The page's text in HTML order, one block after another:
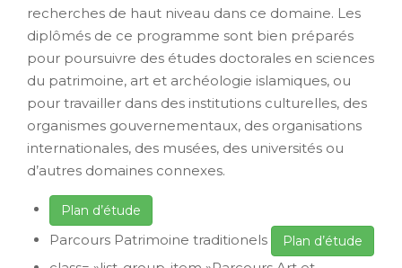
recherches de haut niveau dans ce domaine. Les
diplômés de ce programme sont bien préparés
pour poursuivre des études doctorales en sciences
du patrimoine, art et archéologie islamiques, ou
pour travailler dans des institutions culturelles, des
organismes gouvernementaux, des organisations
internationales, des musées, des universités ou
d’autres domaines connexes.
Plan d’étude
Parcours Patrimoine traditionels Plan d’étude